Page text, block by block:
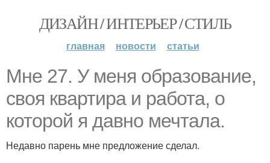
ДИЗАЙН / ИНТЕРЬЕР / СТИЛЬ
главная новости статьи
Мне 27. У меня образование,
своя квартира и работа, о
которой я давно мечтала.
Недавно парень мне предложение сделал.